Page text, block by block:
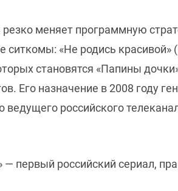
резко меняет программную
ситкомы: «Не родись
становятся «Папины
Его назначение в 2008 году
ведущего российского
— первый российский сериал,